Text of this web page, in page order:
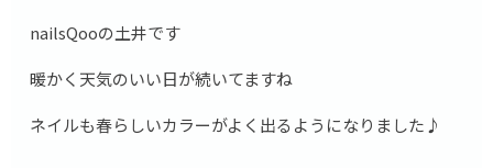
nailsQooの土井です
暖かく天気のいい日が続いてますね
ネイルも春らしいカラーがよく出るようになりました♪